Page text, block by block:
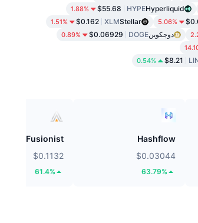
Hyperliquid
HYPE
$55.68
1.88%
5.06%
Stellar
XLM
$0.162
1.51%
دوجكوينDOGE
$0.06929
0.89%
$8.21
0.54%
Hashflow
$0.03044
63.79%
Fusionist
$0.1132
61.4%